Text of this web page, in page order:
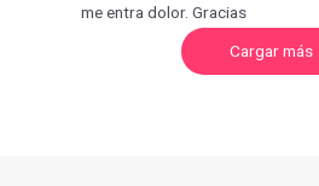
me entra dolor. Gracias
Cargar másC
r